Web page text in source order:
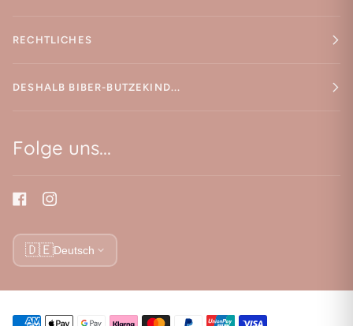
RECHTLICHES
DESHALB BIBER-BUTZEKIND...
Folge uns...
🇩🇪Deutsch